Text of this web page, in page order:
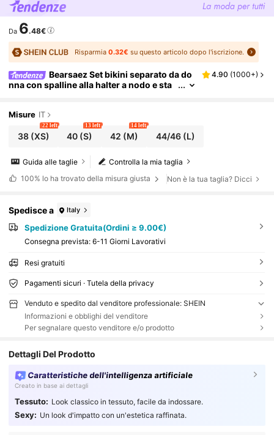
Da 6.48€
Risparmia0.32€ su questo articolo dopo l'iscrizione.
Bearsaez Set bikini separato da do
nna con spalline alla halter a nodo e sta
4.90 (1000+)
Misure IT
38(XS)
22 left
40 (S)
13 left
42 (M)
14 left
44/46(L)
Controlla la mia taglia
Guida alle taglie
100% lo ha trovato della misura giusta Non è la tua taglia? Dicci
Spedisce a Italy
Spedizione Gratuita(Ordini ≥ 9.00€)
Consegna prevista: 6-11 Giorni Lavorativi
Resi gratuiti
Pagamenti sicuri · Tutela della privacy
Venduto e spedito dal venditore professionale: SHEIN
Informazioni e obblighi del venditore
Per segnalare questo venditore e/o prodotto
Dettagli Del Prodotto
Caratteristiche dell'intelligenza artificiale
Creato in base ai dettagli
Tessuto: Look classico in tessuto, facile da indossare.
Sexy: Un look d'impatto con un'estetica raffinata.